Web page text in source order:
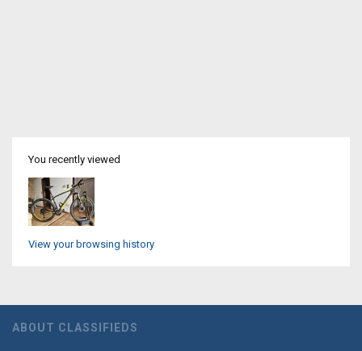
You recently viewed
View your browsing history
ABOUT CLASSIFIEDS